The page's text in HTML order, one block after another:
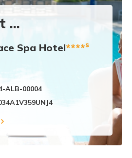
...
Spa Hotel****s
ALB-00004